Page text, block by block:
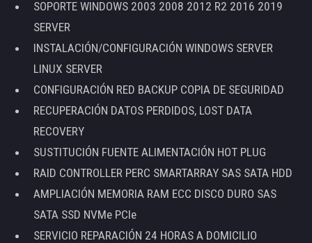
SOPORTE WINDOWS 2003 2008 2012 R2 2016 2019
SERVER
INSTALACIÓN/CONFIGURACIÓN WINDOWS SERVER
LINUX SERVER
CONFIGURACIÓN RED BACKUP COPIA DE SEGURIDAD
RECUPERACIÓN DATOS PERDIDOS, LOST DATA
RECOVERY
SUSTITUCIÓN FUENTE ALIMENTACIÓN HOT PLUG
RAID CONTROLLER PERC SMARTARRAY SAS SATA HDD
AMPLIACIÓN MEMORIA RAM ECC DISCO DURO SAS
SATA SSD NVMe PCIe
SERVICIO REPARACIÓN 24 HORAS A DOMICILIO